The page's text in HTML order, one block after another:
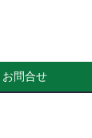
お問合せ